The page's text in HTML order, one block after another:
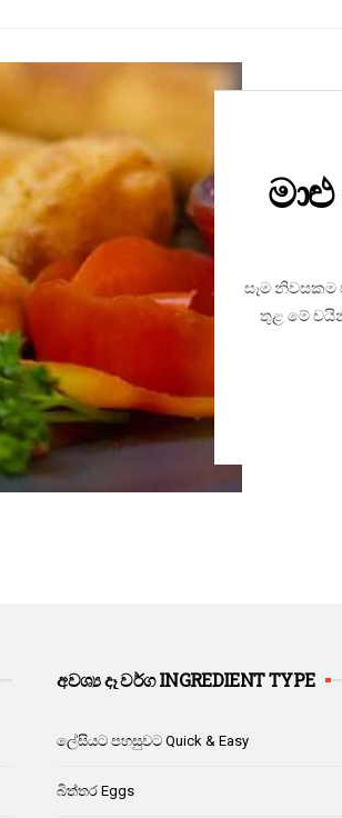
සෑම නිවසකම
තුළ මේ
අවශ්‍ය දෑ වර්ග INGREDIENT TYPE
ලේසියට පහසුවට Quick & Easy
බිත්තර Eggs